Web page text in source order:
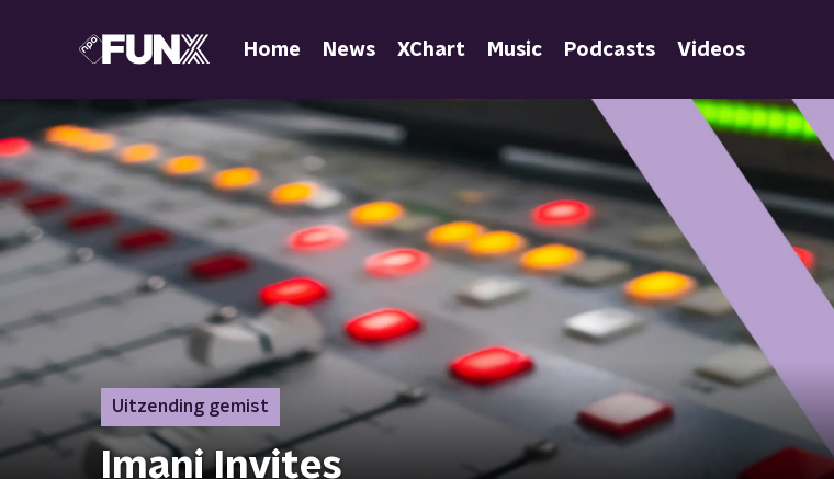
Home News XChart Music Podcasts Videos
Uitzending gemist
Imani Invites